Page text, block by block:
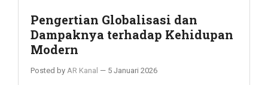
Pengertian Globalisasi dan
Dampaknya terhadap Kehidupan
Modern
Posted by AR Kanal — 5 Januari 2026